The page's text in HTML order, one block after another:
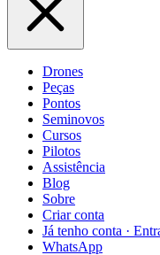
Drones
Peças
Pontos
Seminovos
Cursos
Pilotos
Assistência
Blog
Sobre
Criar conta
Já tenho conta ·
WhatsApp